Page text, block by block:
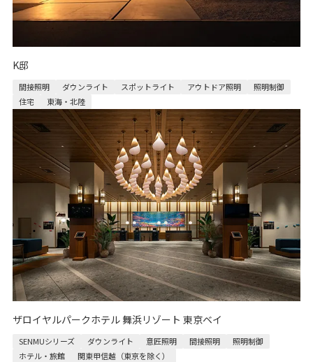
K邸
間接照明 ダウンライト スポットライト アウトドア照明
照明制御
住宅
東海・北陸
ザロイヤルパークホテル 舞浜リゾート 東京ベイ
SENMUシリーズ ダウンライト 意匠照明 間接照明
照明制御
ホテル・旅館
関東甲信越（東京を除く）